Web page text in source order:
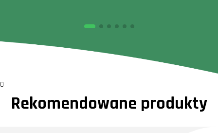
0
Rekomendowane produkty